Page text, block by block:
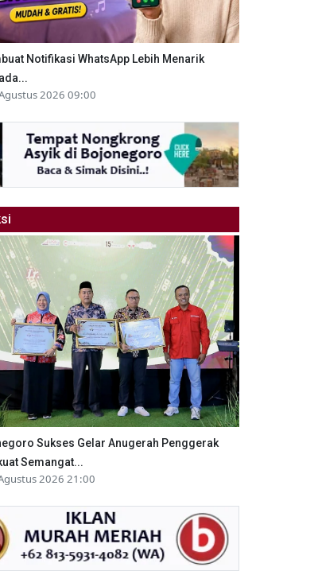
Notifikasi WhatsApp Lebih Menarik
2026 09:00
Sukses Gelar Anugerah Penggerak
Semangat...
2026 21:00